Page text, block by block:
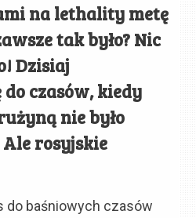
na lethality metę
tak było? Nic
Dzisiaj
czasów, kiedy
nie było
Ale rosyjskie
do baśniowych czasów